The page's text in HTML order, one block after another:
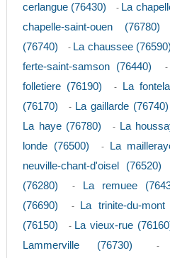
cerlangue (76430)
- La
chapelle-saint-ouen (76780)
(76740)
- La chaussee (76590)
ferte-saint-samson (76440)
-
folletiere (76190)
- La
(76170)
- La gaillarde (76740)
La haye (76780) - La
londe (76500)
- La
neuville-chant-d'oisel (76520)
(76280)
- La remuee
(76690)
- La trinite-du-mont
(76150)
- La vieux-rue
Lammerville (76730)